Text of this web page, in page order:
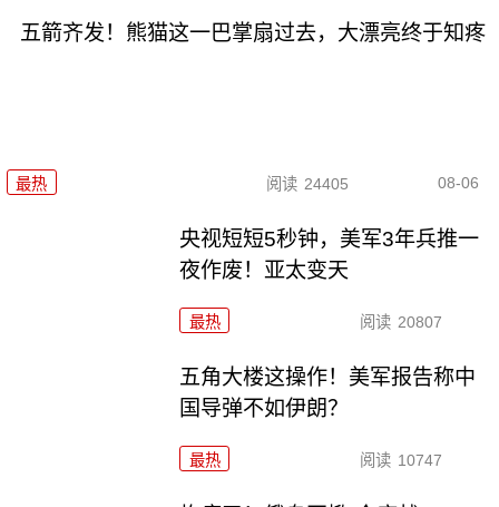
五箭齐发！熊猫这一巴掌扇过去，大漂亮终于知疼
最热 阅读 24405 08-06
央视短短5秒钟，美军3年兵推一
夜作废！亚太变天
最热 阅读 20807
五角大楼这操作！美军报告称中
国导弹不如伊朗？
最热 阅读 10747